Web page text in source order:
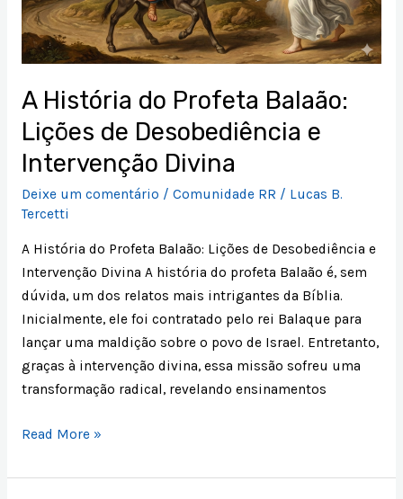
A História do Profeta Balaão:
Lições de Desobediência e
Intervenção Divina
Deixe um comentário / Comunidade RR / Lucas B.
Tercetti
A História do Profeta Balaão: Lições de Desobediência e
Intervenção Divina A história do profeta Balaão é, sem
dúvida, um dos relatos mais intrigantes da Bíblia.
Inicialmente, ele foi contratado pelo rei Balaque para
lançar uma maldição sobre o povo de Israel. Entretanto,
graças à intervenção divina, essa missão sofreu uma
transformação radical, revelando ensinamentos
de
Desobediência
e
Intervenção
Divina
Read More »